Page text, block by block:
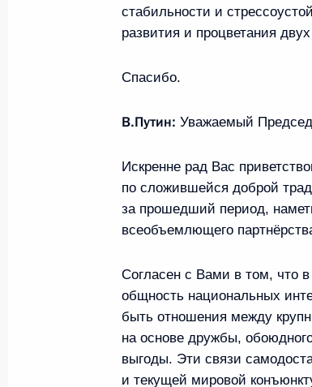
23 января 2025 года, 16:15
Совещание по
21 января 2025 года,
Сиси
21 января 2025 года, 19:20
стабильности и
развития и процветания
Спасибо.
В.Путин: Уважаемый
Искренне рад Вас
по сложившейся доброй
за прошедший период,
всеобъемлющего
Согласен с Вами в том, что
общность национальных
быть отношения между
на основе дружбы,
выгоды. Эти связи
и текущей мировой